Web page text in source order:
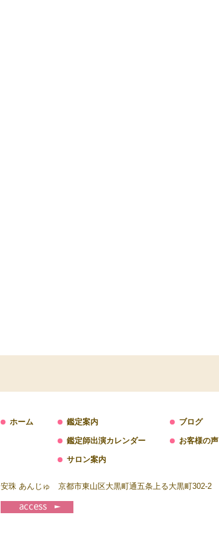
ホーム 鑑定案内
鑑定師出演カレンダー
サロン案内
ブログ
お客様の声
安珠 あんじゅ 京都市東山区大黒町通五条上る大黒町302-2